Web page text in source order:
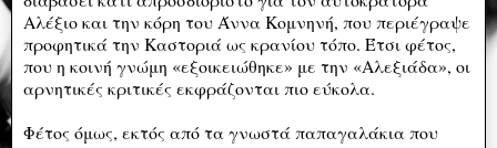
Αλέξιο και την κόρη του Άννα Κομνηνή, που περιέγραψε
προφητικά την Καστοριά ως κρανίου τόπο. Έτσι φέτος,
που η κοινή γνώμη «εξοικειώθηκε» με την «Αλεξιάδα», οι
αρνητικές κριτικές εκφράζονται πιο εύκολα.
Φέτος όμως, εκτός από τα γνωστά παπαγαλάκια που